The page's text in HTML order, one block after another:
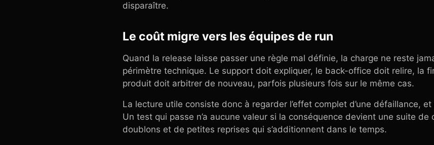
disparaître.
Le coût migre vers les équipes de run
Quand la release laisse passer une règle mal définie, la charge ne reste
périmètre technique. Le support doit expliquer, le back-office doit relire, la
produit doit arbitrer de nouveau, parfois plusieurs fois sur le même cas.
La lecture utile consiste donc à regarder l’effet complet d’une défaillance,
Un test qui passe n’a aucune valeur si la conséquence devient une suite
doublons et de petites reprises qui s’additionnent dans le temps.